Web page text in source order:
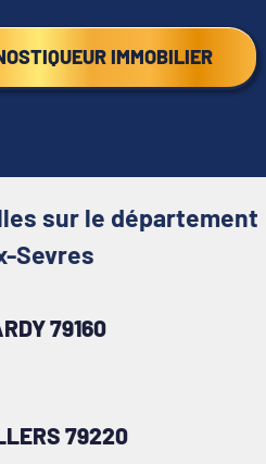
IMMOBILIER
sur le département
Sevres
79160
79220